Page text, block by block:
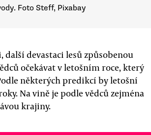
Foto Steff, Pixabay
další devastaci lesů způsobenou
očekávat v letošním roce, který
některých predikcí by letošní
Na vině je podle vědců zejména
krajiny.